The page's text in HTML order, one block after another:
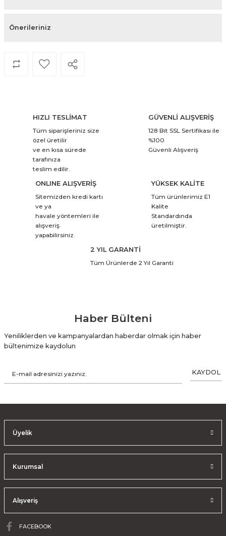
Önerileriniz
HIZLI TESLİMAT
Tüm siparişleriniz size
özel üretilir
ve en kısa sürede
tarafınıza
teslim edilir.
GÜVENLİ ALIŞVERİŞ
128 Bit SSL Sertifikası ile
%100
Güvenli Alışveriş
ONLINE ALIŞVERİŞ
Sitemizden kredi kartı
ve ya
havale yöntemleri ile
alışveriş
yapabilirsiniz.
YÜKSEK KALİTE
Tüm ürünlerimiz E1
Kalite
Standardında
üretilmiştir.
2 YIL GARANTİ
Tüm Ürünlerde 2 Yıl Garanti
Haber Bülteni
Yeniliklerden ve kampanyalardan haberdar olmak için haber
bültenimize kaydolun
KAYDOL
Üyelik
Kurumsal
Alışveriş
FACEBOOK